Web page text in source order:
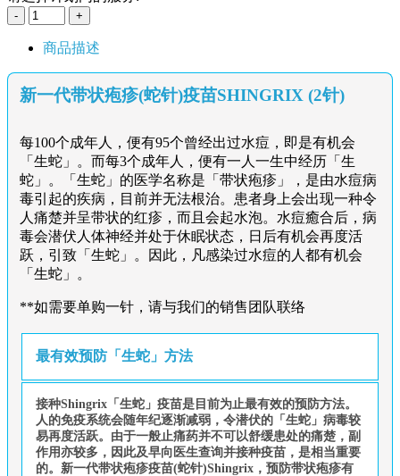
商品描述
新一代带状疱疹(蛇针)疫苗SHINGRIX (2针)
每100个成年人，便有95个曾经出过水痘，即是有机会
「生蛇」。而每3个成年人，便有一人一生中经历「生
蛇」。「生蛇」的医学名称是「带状疱疹」，是由水痘病
毒引起的疾病，目前并无法根治。患者身上会出现一种令
人痛楚并呈带状的红疹，而且会起水泡。水痘癒合后，病
毒会潜伏人体神经并处于休眠状态，日后有机会再度活
跃，引致「生蛇」。因此，凡感染过水痘的人都有机会
「生蛇」。
**如需要单购一针，请与我们的销售团队联络
最有效预防「生蛇」方法
接种Shingrix「生蛇」疫苗是目前为止最有效的预防方法。
人的免疫系统会随年纪逐渐减弱，令潜伏的「生蛇」病毒较
易再度活跃。由于一般止痛药并不可以舒缓患处的痛楚，副
作用亦较多，因此及早向医生查询并接种疫苗，是相当重要
的。新一代带状疱疹疫苗(蛇针)Shingrix，预防带状疱疹有